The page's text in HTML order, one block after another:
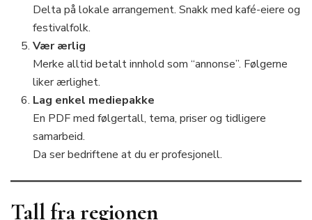
Delta på lokale arrangement. Snakk med kafé-eiere og
festivalfolk.
Vær ærlig
Merke alltid betalt innhold som “annonse”. Følgerne
liker ærlighet.
Lag enkel mediepakke
En PDF med følgertall, tema, priser og tidligere
samarbeid.
Da ser bedriftene at du er profesjonell.
Tall fra regionen